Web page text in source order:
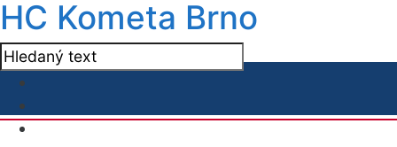
HC Kometa Brno